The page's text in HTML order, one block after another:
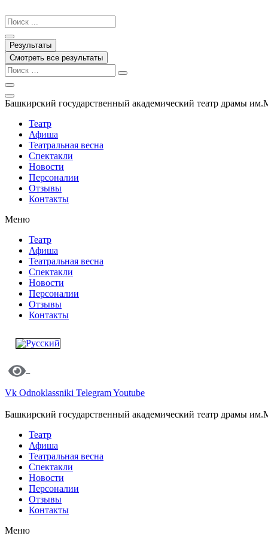
к
содержимому
Search
...
Результаты
Смотреть все результаты
Башкирский государственный академический театр драмы
Театр
Афиша
Театральная весна
Спектакли
Новости
Персоналии
Отзывы
Контакты
Меню
Театр
Афиша
Театральная весна
Спектакли
Новости
Персоналии
Отзывы
Контакты
Vk Odnoklassniki TelegramYoutube
Башкирский государственный академический театр драмы
Театр
Афиша
Театральная весна
Спектакли
Новости
Персоналии
Отзывы
Контакты
Меню